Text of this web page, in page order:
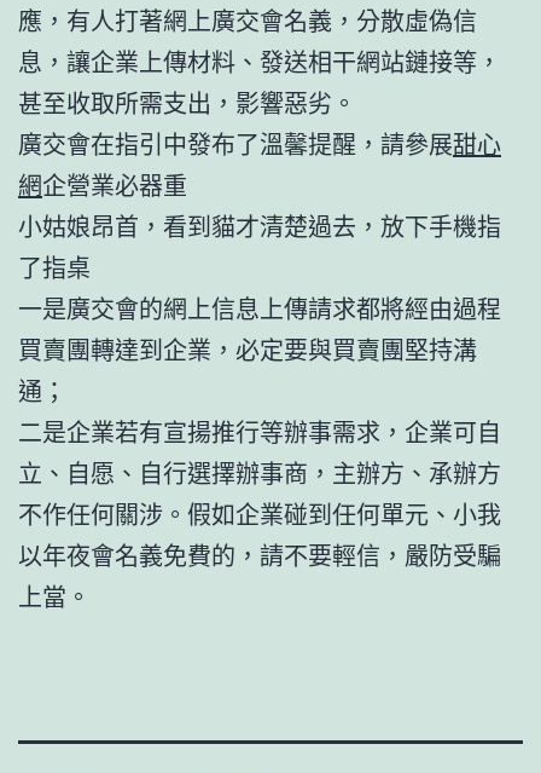
應，有人打著網上廣交會名義，分散虛偽信
息，讓企業上傳材料、發送相干網站鏈接等，
甚至收取所需支出，影響惡劣。
廣交會在指引中發布了溫馨提醒，請參展甜心
網企營業必器重
小姑娘昂首，看到貓才清楚過去，放下手機指
了指桌
一是廣交會的網上信息上傳請求都將經由過程
買賣團轉達到企業，必定要與買賣團堅持溝
通；
二是企業若有宣揚推行等辦事需求，企業可自
立、自愿、自行選擇辦事商，主辦方、承辦方
不作任何關涉。假如企業碰到任何單元、小我
以年夜會名義免費的，請不要輕信，嚴防受騙
上當。